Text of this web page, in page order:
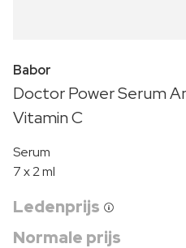
Babor
Doctor Power Serum
Vitamin C
Serum
7 x 2 ml
Ledenprijs
Normale prijs